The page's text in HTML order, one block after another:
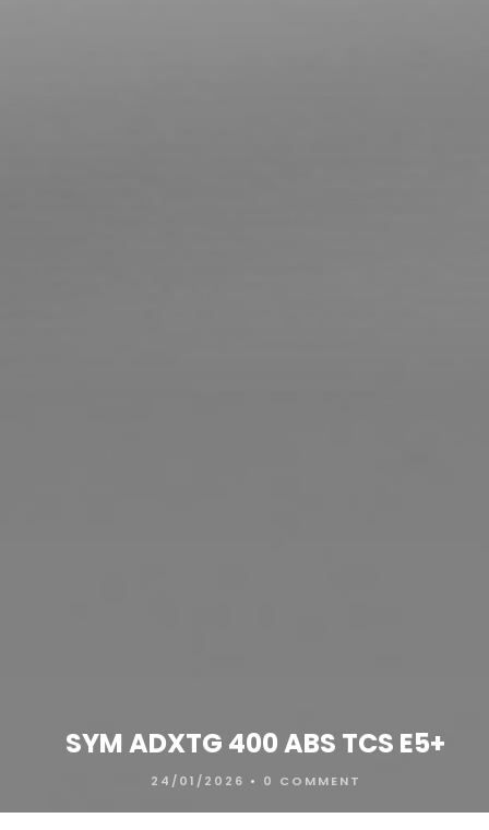
SYM ADXTG 400 ABS TCS E5+
24/01/2026 • 0 COMMENT